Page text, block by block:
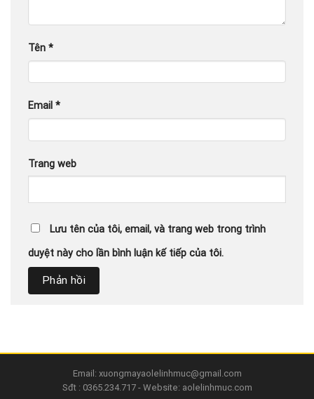
Tên *
Email *
Trang web
Lưu tên của tôi, email, và trang web trong trình
duyệt này cho lần bình luận kế tiếp của tôi.
Email: xuongmayaolelinhmuc@gmail.com
Sđt : 0365.234.717 - Website: aolelinhmuc.com